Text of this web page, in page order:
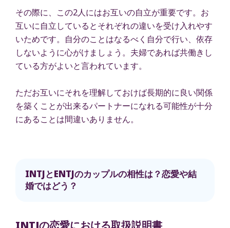
その際に、この2人にはお互いの自立が重要です。お
互いに自立しているとそれぞれの違いを受け入れやす
いためです。自分のことはなるべく自分で行い、依存
しないように心がけましょう。夫婦であれば共働きし
ている方がよいと言われています。
ただお互いにそれを理解しておけば長期的に良い関係
を築くことが出来るパートナーになれる可能性が十分
にあることは間違いありません。
INTJとENTJのカップルの相性は？恋愛や結
婚ではどう？
INTJの恋愛における取扱説明書